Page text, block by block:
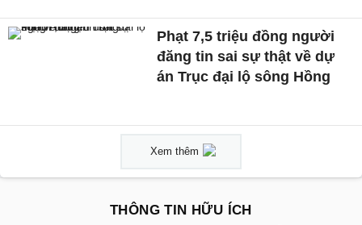
Phạt 7,5 triệu đồng người
đăng tin sai sự thật về dự
án Trục đại lộ sông Hồng
Xem thêm
THÔNG TIN HỮU ÍCH